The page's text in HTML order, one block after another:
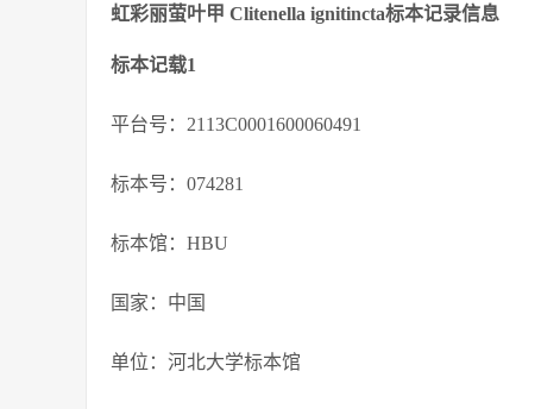
虹彩丽萤叶甲 Clitenella ignitincta标本记录信息
标本记载1
平台号：2113C0001600060491
标本号：074281
标本馆：HBU
国家：中国
单位：河北大学标本馆